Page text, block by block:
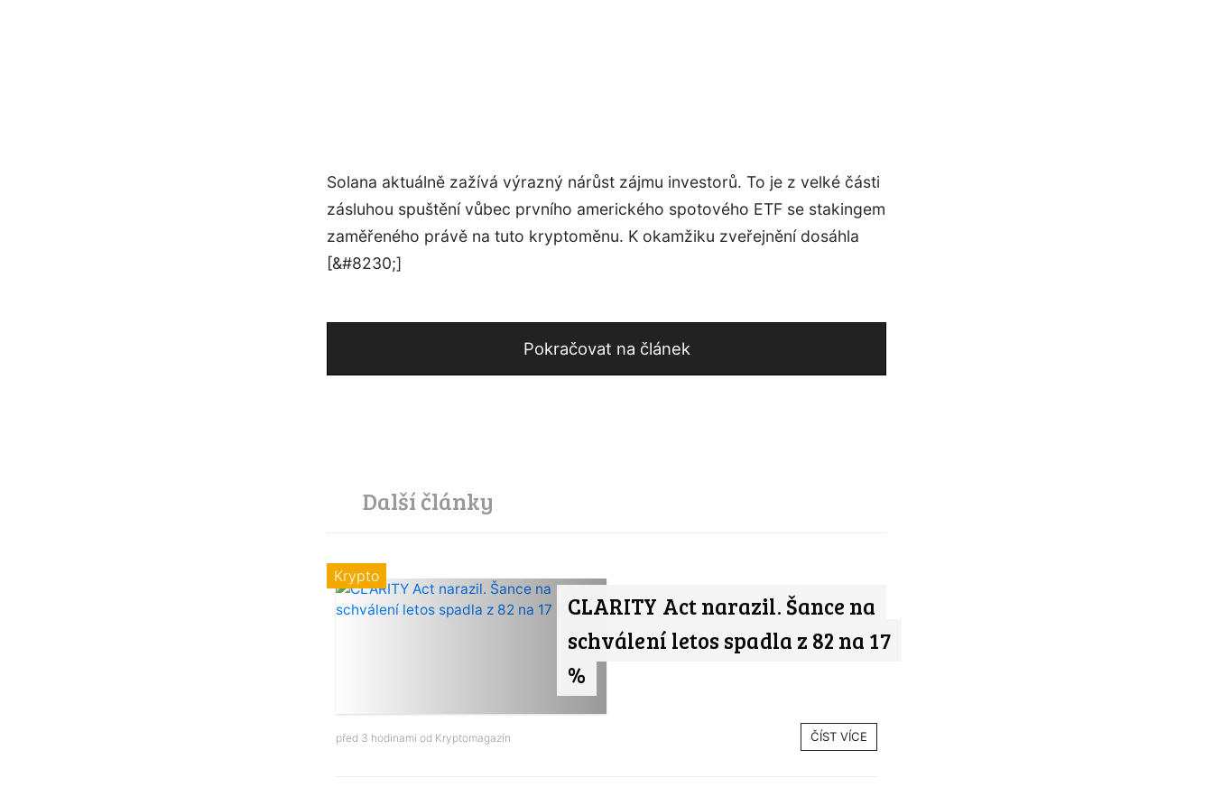
Solana aktuálně zažívá výrazný nárůst zájmu investorů. To je z velké části
zásluhou spuštění vůbec prvního amerického spotového ETF se stakingem
zaměřeného právě na tuto kryptoměnu. K okamžiku zveřejnění dosáhla
[&#8230;]
Pokračovat na článek
Další články
CLARITY Act narazil. Šance na
schválení letos spadla z 82 na 17
%
Krypto
před 3 hodinami od Kryptomagazín ČÍST VÍCE